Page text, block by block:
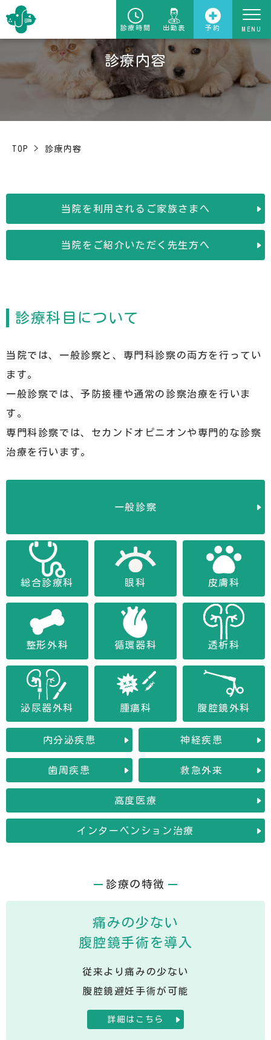
診療時間 出勤表 予約
診療内容
TOP > 診療内容
当院を利用されるご家族さまへ
当院をご紹介いただく先生方へ
診療科目について
当院では、一般診察と、専門科診察の両方を行ってい
ます。
一般診察では、予防接種や通常の診察治療を行いま
す。
専門科診察では、セカンドオピニオンや専門的な診察
治療を行います。
一般診察
総合診療科 眼科 皮膚科
整形外科 循環器科 透析科
泌尿器外科 腫瘍科 腹腔鏡外科
内分泌疾患 神経疾患
歯周疾患 救急外来
高度医療
インターベンション治療
診療の特徴
痛みの少ない
腹腔鏡手術を導入
従来より痛みの少ない
腹腔鏡避妊手術が可能
詳細はこちら